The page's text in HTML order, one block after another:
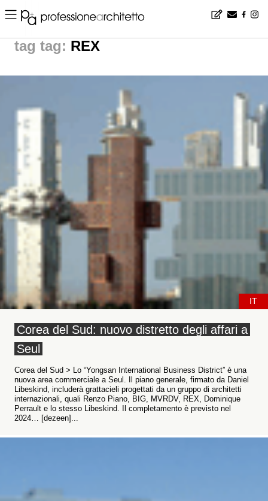
Home ▪ news ▪ tag: REX | News from The World
tag: REX
IT
Corea del Sud: nuovo distretto degli affari a
Seul
Corea del Sud > Lo “Yongsan International Business District” è una
nuova area commerciale a Seul. Il piano generale, firmato da Daniel
Libeskind, includerà grattacieli progettati da un gruppo di architetti
internazionali, quali Renzo Piano, BIG, MVRDV, REX, Dominique
Perrault e lo stesso Libeskind. Il completamento è previsto nel
2024… [dezeen]...